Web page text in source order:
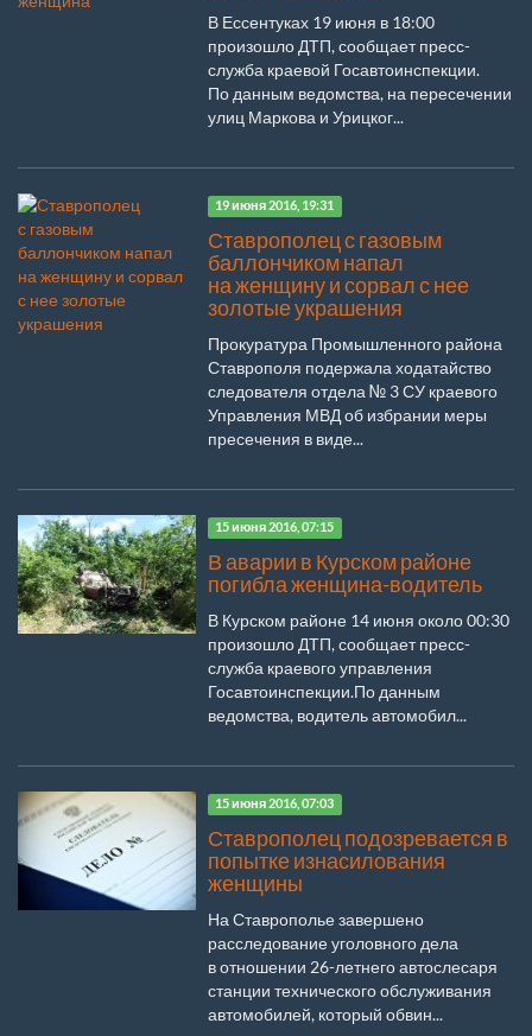
В Ессентуках 19 июня в 18:00
произошло ДТП, сообщает пресс-
служба краевой Госавтоинспекции.
По данным ведомства, на пересечении
улиц Маркова и Урицког...
19 июня 2016, 19:31
Ставрополец с газовым
баллончиком напал
на женщину и сорвал с нее
золотые украшения
Прокуратура Промышленного района
Ставрополя подержала ходатайство
следователя отдела № 3 СУ краевого
Управления МВД об избрании меры
пресечения в виде...
15 июня 2016, 07:15
В аварии в Курском районе
погибла женщина-водитель
В Курском районе 14 июня около 00:30
произошло ДТП, сообщает пресс-
служба краевого управления
Госавтоинспекции.По данным
ведомства, водитель автомобил...
15 июня 2016, 07:03
Ставрополец подозревается в
попытке изнасилования
женщины
На Ставрополье завершено
расследование уголовного дела
в отношении 26-летнего автослесаря
станции технического обслуживания
автомобилей, который обвин...